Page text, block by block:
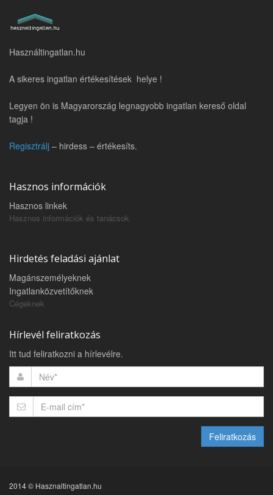
Használtingatlan.hu
A sikeres ingatlan értékesítések helye !
Legyen ön is Magyarország legnagyobb ingatlan kereső oldal
tagja !
Regisztrálj – hirdess – értékesíts.
Hasznos információk
Hasznos linkek
Hasznos információk és tanácsok
Hirdetés feladási ajánlat
Magánszemélyeknek
Ingatlanközvetítőknek
Cégeknek
Hírlevél feliratkozás
Itt tud feliratkozni a hírlevélre.
Feliratkozás
2014 © Hasznaltingatlan.hu